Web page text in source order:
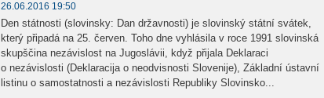
26.06.2016 19:50
Den státnosti (slovinsky: Dan državnosti) je slovinský státní svátek,
který připadá na 25. červen. Toho dne vyhlásila v roce 1991 slovinská
skupščina nezávislost na Jugoslávii, když přijala Deklaraci
o nezávislosti (Deklaracija o neodvisnosti Slovenije), Základní ústavní
listinu o samostatnosti a nezávislosti Republiky Slovinsko...